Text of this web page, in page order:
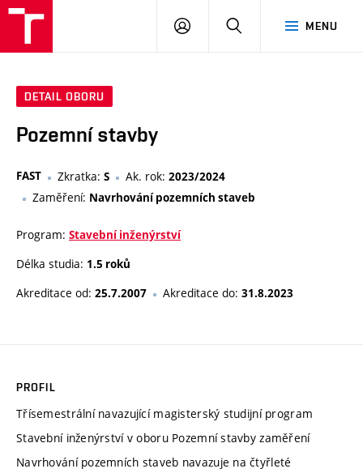
MENU
PŘIHLÁSIT
DETAIL OBORU
Pozemní stavby
FAST Zkratka: S Ak. rok: 2023/2024
Zaměření: Navrhování pozemních staveb
Program: Stavební inženýrství
Délka studia: 1.5 roků
Akreditace od: 25.7.2007 Akreditace do: 31.8.2023
PROFIL
Třísemestrální navazující magisterský studijní program
Stavební inženýrství v oboru Pozemní stavby zaměření
Navrhování pozemních staveb navazuje na čtyřleté